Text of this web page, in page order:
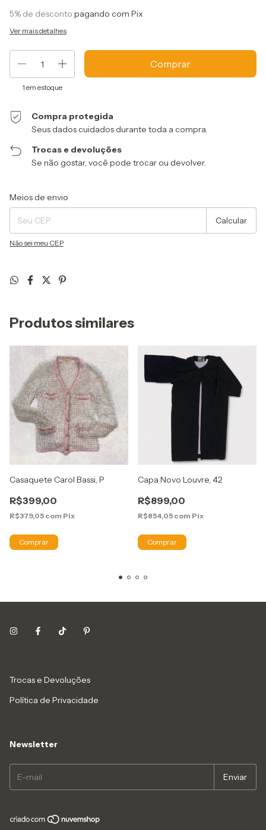
5% de desconto pagando com Pix
Ver mais detalhes
1 em estoque
Compra protegida
Seus dados cuidados durante toda a compra.
Trocas e devoluções
Se não gostar, você pode trocar ou devolver.
Entregas para o CEP:
Meios de envio
Calcular
Não sei meu CEP
Produtos similares
Casaquete Carol Bassi, P
R$399,00
R$379,05 com Pix
Capa Novo Louvre, 42
R$899,00
R$854,05 com Pix
Trocas e Devoluções
Política de Privacidade
Newsletter